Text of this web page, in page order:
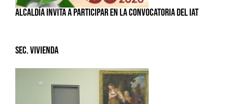
ALCALDÍA INVITA A PARTICIPAR EN LA CONVOCATORIA DEL IAT
Sec. Vivienda